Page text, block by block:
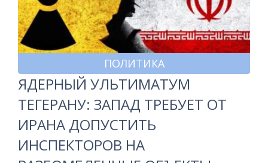
ПОЛИТИКА
ЯДЕРНЫЙ УЛЬТИМАТУМ
ТЕГЕРАНУ: ЗАПАД ТРЕБУЕТ ОТ
ИРАНА ДОПУСТИТЬ
ИНСПЕКТОРОВ НА